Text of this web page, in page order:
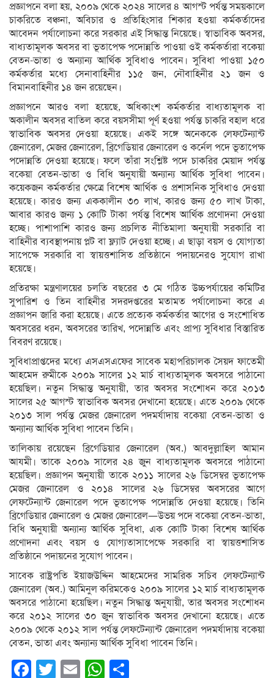
প্রজ্ঞাপনে বলা হয়, ২০০৯ থেকে ২০২৪ সালের ৪ আগস্ট পর্যন্ত সময়কালে
চাকরিতে বঞ্চনা, অবিচার ও প্রতিহিংসার শিকার হওয়া কর্মকর্তাদের
আবেদন পর্যালোচনা করে সরকার এই সিদ্ধান্ত নিয়েছে। স্বাভাবিক অবসর,
বাধ্যতামূলক অবসর বা ভূতাপেক্ষ পদোন্নতি পাওয়া ওই কর্মকর্তারা বকেয়া
বেতন-ভাতা ও অন্যান্য আর্থিক সুবিধাও পাবেন। সুবিধা পাওয়া ১৫০
কর্মকর্তার মধ্যে সেনাবাহিনীর ১১৫ জন, নৌবাহিনীর ২১ জন ও
বিমানবাহিনীর ১৪ জন রয়েছেন।
প্রজ্ঞাপনে আরও বলা হয়েছে, অধিকাংশ কর্মকর্তার বাধ্যতামূলক বা
অকালীন অবসর বাতিল করে বয়সসীমা পূর্ণ হওয়া পর্যন্ত চাকরি বহাল ধরে
স্বাভাবিক অবসর দেওয়া হয়েছে। একই সঙ্গে অনেককে লেফটেন্যান্ট
জেনারেল, মেজর জেনারেল, ব্রিগেডিয়ার জেনারেল ও কর্নেল পদে ভূতাপেক্ষ
পদোন্নতি দেওয়া হয়েছে। ফলে তাঁরা সংশ্লিষ্ট পদে চাকরির মেয়াদ পর্যন্ত
বকেয়া বেতন-ভাতা ও বিধি অনুযায়ী অন্যান্য আর্থিক সুবিধা পাবেন।
কয়েকজন কর্মকর্তার ক্ষেত্রে বিশেষ আর্থিক ও প্রশাসনিক সুবিধাও দেওয়া
হয়েছে। কারও জন্য এককালীন ৩০ লাখ, কারও জন্য ৫০ লাখ টাকা,
আবার কারও জন্য ১ কোটি টাকা পর্যন্ত বিশেষ আর্থিক প্রণোদনা দেওয়া
হচ্ছে। পাশাপাশি কারও জন্য প্রচলিত নীতিমালা অনুযায়ী সরকারি বা
বাহিনীর ব্যবস্থাপনায় প্লট বা ফ্ল্যাট দেওয়া হচ্ছে। এ ছাড়া বয়স ও যোগ্যতা
সাপেক্ষে সরকারি বা স্বায়ত্তশাসিত প্রতিষ্ঠানে পদায়নেরও সুযোগ রাখা
হয়েছে।
প্রতিরক্ষা মন্ত্রণালয়ের চলতি বছরের ৩ মে গঠিত উচ্চপর্যায়ের কমিটির
সুপারিশ ও তিন বাহিনীর সদরদপ্তরের মতামত পর্যালোচনা করে এ
প্রজ্ঞাপন জারি করা হয়েছে। এতে প্রত্যেক কর্মকর্তার আগের ও সংশোধিত
অবসরের ধরন, অবসরের তারিখ, পদোন্নতি এবং প্রাপ্য সুবিধার বিস্তারিত
বিবরণ রয়েছে।
সুবিধাপ্রাপ্তদের মধ্যে এসএসএফের সাবেক মহাপরিচালক সৈয়দ ফাতেমী
আহমেদ রুমীকে ২০০৯ সালের ১২ মার্চ বাধ্যতামূলক অবসরে পাঠানো
হয়েছিল। নতুন সিদ্ধান্ত অনুযায়ী, তার অবসর সংশোধন করে ২০১৩
সালের ২৫ আগস্ট স্বাভাবিক অবসর দেখানো হয়েছে। এতে ২০০৯ থেকে
২০১৩ সাল পর্যন্ত মেজর জেনারেল পদমর্যাদায় বকেয়া বেতন-ভাতা ও
অন্যান্য আর্থিক সুবিধা পাবেন তিনি।
তালিকায় রয়েছেন ব্রিগেডিয়ার জেনারেল (অব.) আবদুল্লাহিল আমান
আযমী। তাকে ২০০৯ সালের ২৪ জুন বাধ্যতামূলক অবসরে পাঠানো
হয়েছিল। প্রজ্ঞাপন অনুযায়ী তাকে ২০১১ সালের ২৬ ডিসেম্বর ভূতাপেক্ষ
মেজর জেনারেল ও ২০১৪ সালের ২৬ ডিসেম্বর অবসরের আগে
লেফটেন্যান্ট জেনারেল পদে ভূতাপেক্ষ পদোন্নতি দেওয়া হয়েছে। তিনি
ব্রিগেডিয়ার জেনারেল ও মেজর জেনারেল—উভয় পদে বকেয়া বেতন-ভাতা,
বিধি অনুযায়ী অন্যান্য আর্থিক সুবিধা, এক কোটি টাকা বিশেষ আর্থিক
প্রণোদনা এবং বয়স ও যোগ্যতাসাপেক্ষে সরকারি বা স্বায়ত্তশাসিত
প্রতিষ্ঠানে পদায়নের সুযোগ পাবেন।
সাবেক রাষ্ট্রপতি ইয়াজউদ্দিন আহমেদের সামরিক সচিব লেফটেন্যান্ট
জেনারেল (অব.) আমিনুল করিমকেও ২০০৯ সালের ১২ মার্চ বাধ্যতামূলক
অবসরে পাঠানো হয়েছিল। নতুন সিদ্ধান্ত অনুযায়ী, তার অবসর সংশোধন
করে ২০১২ সালের ৩০ জুন স্বাভাবিক অবসর দেখানো হয়েছে। এতে
২০০৯ থেকে ২০১২ সাল পর্যন্ত লেফটেন্যান্ট জেনারেল পদমর্যাদায় বকেয়া
বেতন, ভাতা এবং অন্যান্য আর্থিক সুবিধা পাবেন তিনি।
Facebook
Twitter
EmailWhatsApp